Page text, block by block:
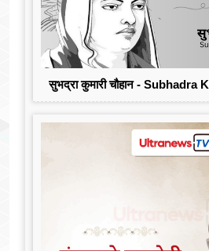
सुभद्रा कुमारी चौहान -